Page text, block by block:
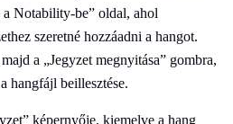
Notability-be” oldal, ahol
szeretné hozzáadni a hangot.
a „Jegyzet megnyitása” gombra,
hangfájl beillesztése.